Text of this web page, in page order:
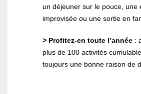
un déjeuner sur le pouce, une
improvisée ou une sortie en
> Profitez-en toute l’année :
plus de 100 activités
toujours une bonne raison de